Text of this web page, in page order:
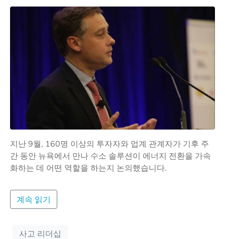
지난 9월, 160명 이상의 투자자와 업계 관계자가 기후 주
간 동안 뉴욕에서 만나 수소 솔루션이 에너지 전환을 가속
화하는 데 어떤 역할을 하는지 논의했습니다.
계속 읽기
사고 리더십